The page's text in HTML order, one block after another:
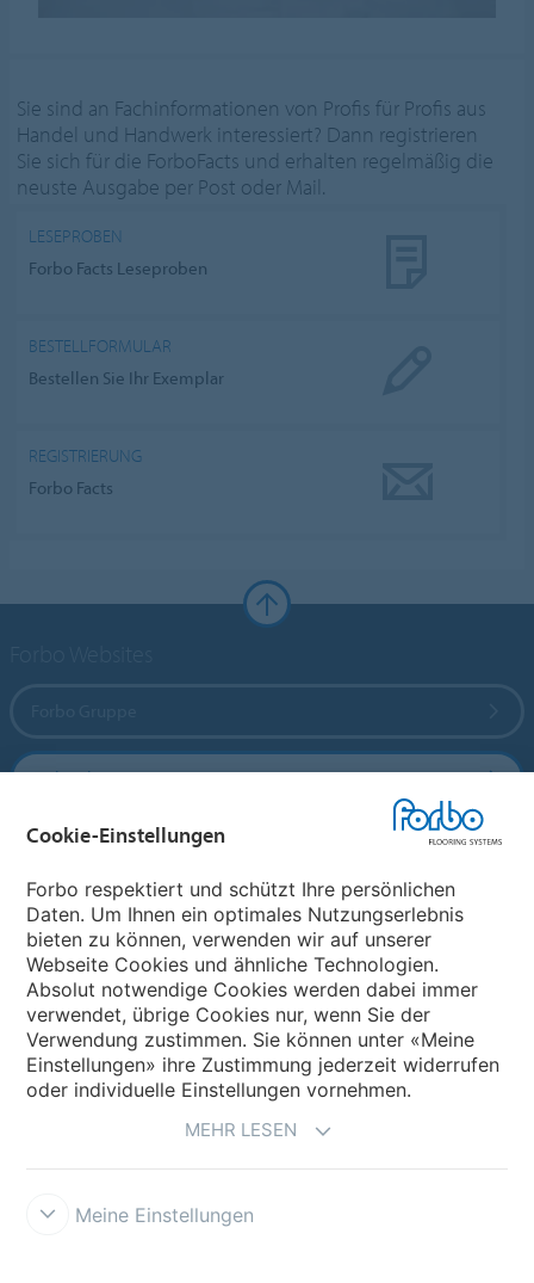
Sie sind an Fachinformationen von Profis für Profis aus
Handel und Handwerk interessiert? Dann registrieren
Sie sich für die ForboFacts und erhalten regelmäßig die
neuste Ausgabe per Post oder Mail.
LESEPROBEN
Forbo Facts Leseproben
BESTELLFORMULAR
Bestellen Sie Ihr Exemplar
REGISTRIERUNG
Forbo Facts
Forbo Flooring Systems
Forbo Movement Systems
Land auswählen
Land auswählen
Cookie-Einstellungen
Forbo respektiert und schützt Ihre persönlichen
Daten. Um Ihnen ein optimales Nutzungserlebnis
bieten zu können, verwenden wir auf unserer
Webseite Cookies und ähnliche Technologien.
Absolut notwendige Cookies werden dabei immer
verwendet, übrige Cookies nur, wenn Sie der
Verwendung zustimmen. Sie können unter «Meine
Einstellungen» ihre Zustimmung jederzeit widerrufen
oder individuelle Einstellungen vornehmen.
MEHR LESEN
Meine Einstellungen